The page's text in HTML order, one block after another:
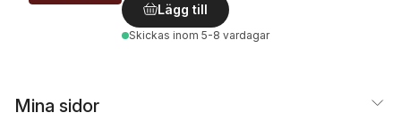
Lägg till
Skickas inom 5-8 vardagar
Mina sidor